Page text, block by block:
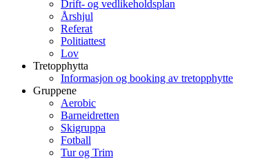
Drift- og vedlikeholdsplan
Årshjul
Referat
Politiattest
Lov
Tretopphytta
Informasjon og booking av tretopphytte
Gruppene
Aerobic
Barneidretten
Skigruppa
Fotball
Tur og Trim